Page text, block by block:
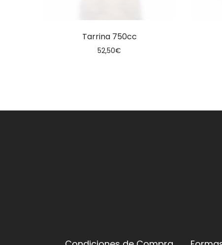
Tarrina 750cc
52,50€